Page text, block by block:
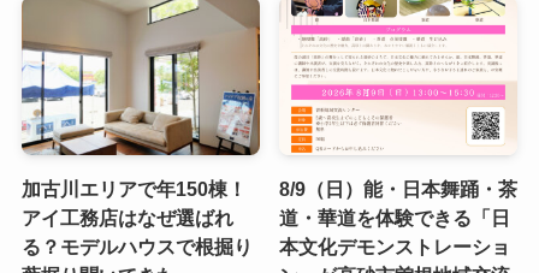
加古川エリアで年150棟！
アイ工務店はなぜ選ばれ
る？モデルハウスで根掘り
8/9（日）能・日本舞踊・茶
道・華道を体験できる「日
本文化デモンストレーショ